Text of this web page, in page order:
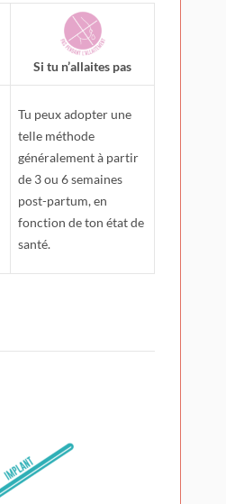
Si tu n’allaites pas
Tu peux adopter une
telle méthode
généralement à partir
de 3 ou 6 semaines
post-partum, en
fonction de ton état de
santé.